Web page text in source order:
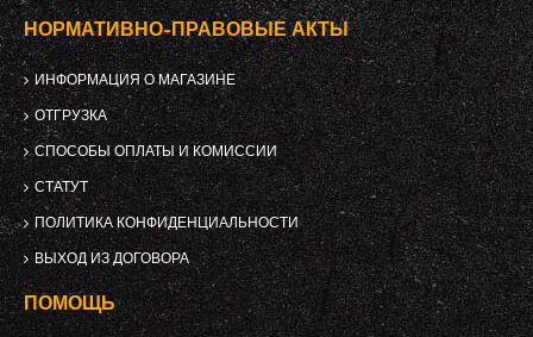
НОРМАТИВНО-ПРАВОВЫЕ АКТЫ
ИНФОРМАЦИЯ О МАГАЗИНЕ
ОТГРУЗКА
СПОСОБЫ ОПЛАТЫ И КОМИССИИ
СТАТУТ
ПОЛИТИКА КОНФИДЕНЦИАЛЬНОСТИ
ВЫХОД ИЗ ДОГОВОРА
ПОМОЩЬ